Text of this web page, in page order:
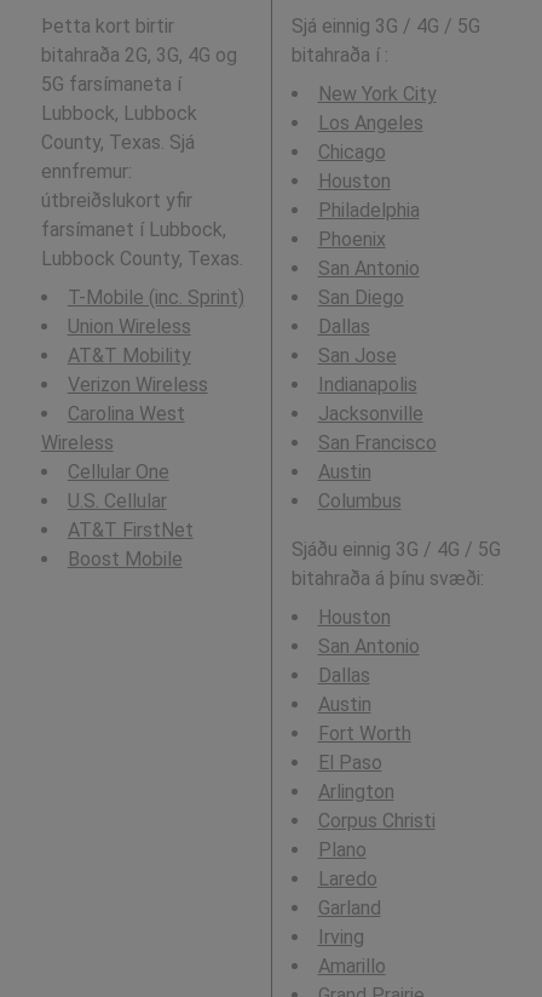
Þetta kort birtir
bitahraða 2G, 3G, 4G og
5G farsímaneta í
Lubbock, Lubbock
County, Texas. Sjá
ennfremur:
útbreiðslukort yfir
farsímanet í Lubbock,
Lubbock County, Texas.
T-Mobile (inc. Sprint)
Union Wireless
AT&T Mobility
Verizon Wireless
Carolina West
Wireless
Cellular One
U.S. Cellular
AT&T FirstNet
Boost Mobile
Sjá einnig 3G / 4G / 5G
bitahraða í :
New York City
Los Angeles
Chicago
Houston
Philadelphia
Phoenix
San Antonio
San Diego
Dallas
San Jose
Indianapolis
Jacksonville
San Francisco
Austin
Columbus
Sjáðu einnig 3G / 4G / 5G
bitahraða á þínu svæði:
Houston
San Antonio
Dallas
Austin
Fort Worth
El Paso
Arlington
Corpus Christi
Plano
Laredo
Garland
Irving
Amarillo